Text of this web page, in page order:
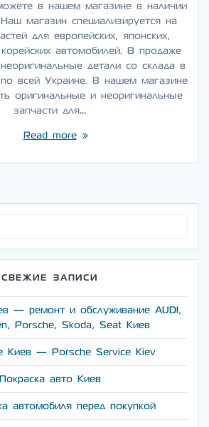
в нашем магазине в наличии
магазин специализируется на
для европейских, японских,
автомобилей. В продаже
детали со склада в
всей Украине. В нашем магазине
оригинальные и неоригинальные
запчасти для…
Read more
СВЕЖИЕ ЗАПИСИ
— ремонт и обслуживание AUDI,
Porsche, Skoda, Seat Киев
Киев — Porsche Service Kiev
Покраска авто Киев
автомобиля перед покупкой